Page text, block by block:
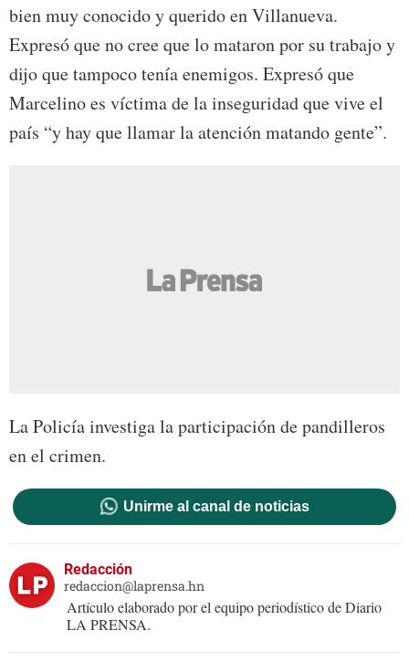
bien muy conocido y querido en Villanueva.
Expresó que no cree que lo mataron por su trabajo y
dijo que tampoco tenía enemigos. Expresó que
Marcelino es víctima de la inseguridad que vive el
país “y hay que llamar la atención matando gente”.
La Policía investiga la participación de pandilleros
en el crimen.
Unirme al canal de noticias
Redacción
redaccion@laprensa.hn
Artículo elaborado por el equipo periodístico de Diario
LA PRENSA.